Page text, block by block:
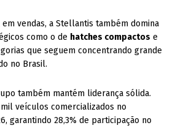
vendas, a Stellantis também domina
como o de hatches compactos e
que seguem concentrando grande
no Brasil.
também mantém liderança sólida.
veículos comercializados no
garantindo 28,3% de participação no